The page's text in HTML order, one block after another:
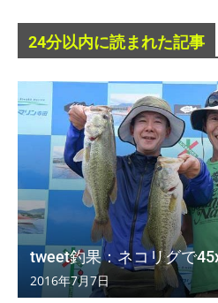
24分以内に読まれた記事
tweet釣果：ネコリグで
2016年7月7日